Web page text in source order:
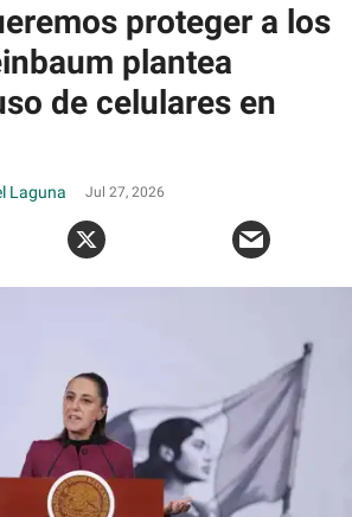
proteger a los
plantea
de celulares en
Laguna Jul 27, 2026